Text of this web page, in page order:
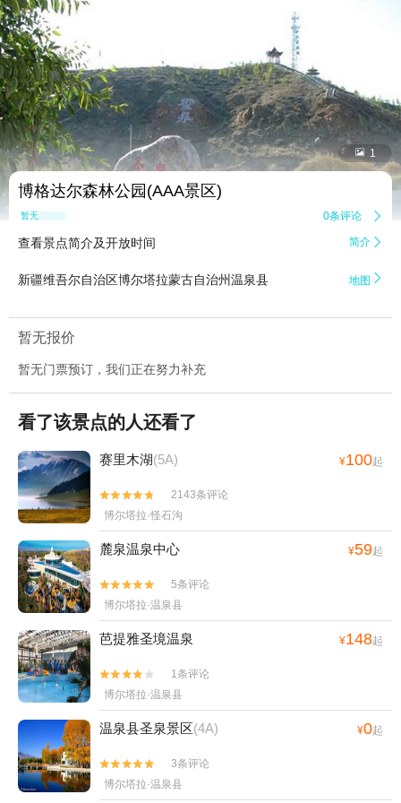
 1
博格达尔森林公园(AAA景区)
暂无点评 0条评论 
查看景点简介及开放时间 简介 
新疆维吾尔自治区博尔塔拉蒙古自治州温泉县 地图 
暂无报价
暂无门票预订，我们正在努力补充
看了该景点的人还看了
赛里木湖(5A) ¥100起


2143条评论
博尔塔拉·怪石沟
麓泉温泉中心 ¥59起


5条评论
博尔塔拉·温泉县
芭提雅圣境温泉 ¥148起


1条评论
博尔塔拉·温泉县
温泉县圣泉景区(4A) ¥0起


3条评论
博尔塔拉·温泉县
